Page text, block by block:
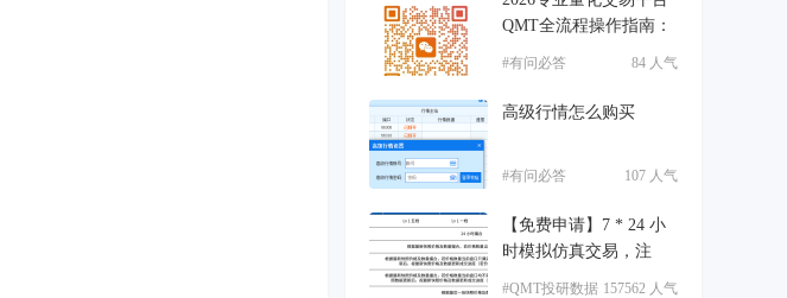
QMT全流程操作指南：
84 人气
#有问必答
高级行情怎么购买
107 人气
#有问必答
【免费申请】7 * 24 小
时模拟仿真交易，注
157562 人气
#QMT投研数据